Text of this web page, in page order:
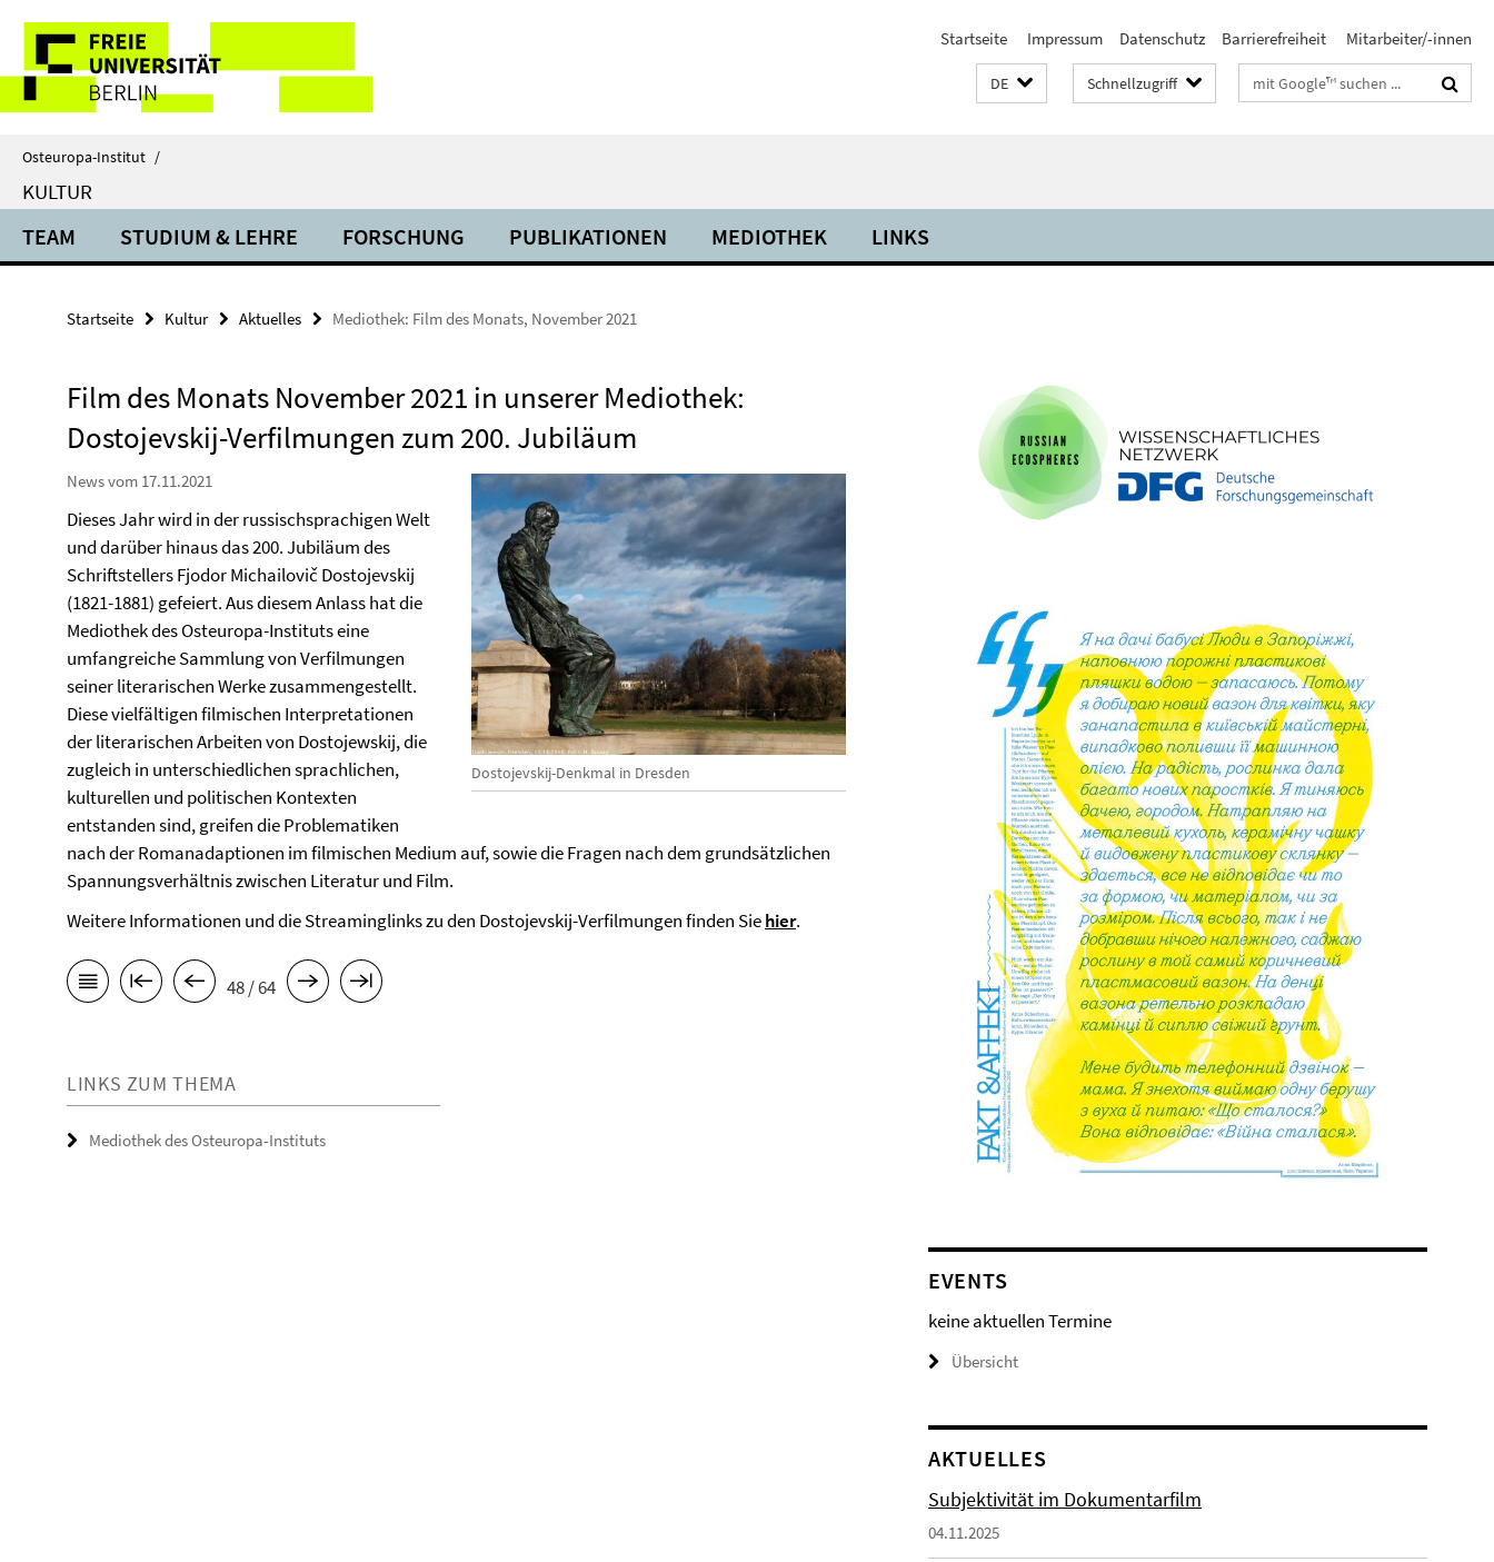
direkt
Inhalt
Service-
Navigation
Startseite Impressum Datenschutz Barrierefreiheit Mitarbeiter/-innen
DE Schnellzugriff Suchbegriffe
Osteuropa-Institut /
KULTUR
TEAM STUDIUM & LEHRE FORSCHUNG PUBLIKATIONEN MEDIOTHEK LINKS
Startseite Kultur Aktuelles Mediothek: Film des Monats, November 2021
Film des Monats November 2021 in unserer Mediothek:
Dostojevskij-Verfilmungen zum 200. Jubiläum
Dostojevskij-Denkmal in Dresden
News vom 17.11.2021
Dieses Jahr wird in der russischsprachigen Welt
und darüber hinaus das 200. Jubiläum des
Schriftstellers Fjodor Michailovič Dostojevskij
(1821-1881) gefeiert. Aus diesem Anlass hat die
Mediothek des Osteuropa-Instituts eine
umfangreiche Sammlung von Verfilmungen
seiner literarischen Werke zusammengestellt.
Diese vielfältigen filmischen Interpretationen
der literarischen Arbeiten von Dostojewskij, die
zugleich in unterschiedlichen sprachlichen,
kulturellen und politischen Kontexten
entstanden sind, greifen die Problematiken
nach der Romanadaptionen im filmischen Medium auf, sowie die Fragen nach dem grundsätzlichen
Spannungsverhältnis zwischen Literatur und Film.
Weitere Informationen und die Streaminglinks zu den Dostojevskij-Verfilmungen finden Siehier.
48 / 64
LINKS ZUM THEMA
Mediothek des Osteuropa-Instituts
EVENTS
keine aktuellen Termine
Übersicht
AKTUELLES
Subjektivität im Dokumentarfilm
04.11.2025